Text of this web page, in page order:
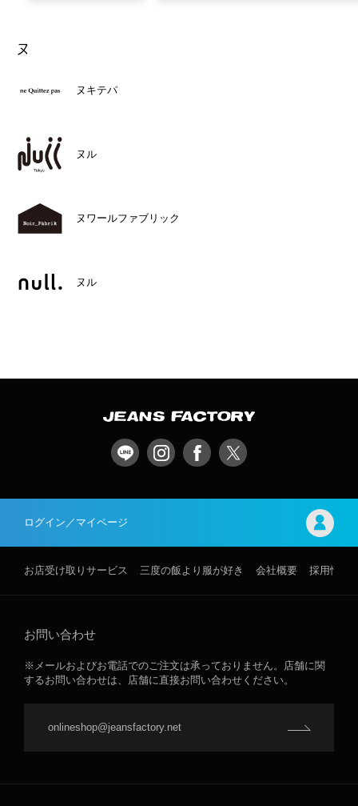
ヌ
ヌキテパ
ヌル
ヌワールファブリック
ヌル
ログイン／マイページ
お店受け取りサービス 三度の飯より服が好き 会社概要 採用情報
お問い合わせ
※メールおよびお電話でのご注文は承っておりません。店舗に関
するお問い合わせは、店舗に直接お問い合わせください。
onlineshop@jeansfactory.net